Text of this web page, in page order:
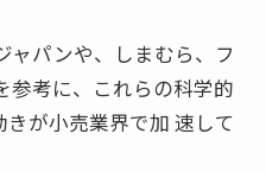
パンや、しまむら、フ
参考に、これらの科学的
が小売業界で加 速して